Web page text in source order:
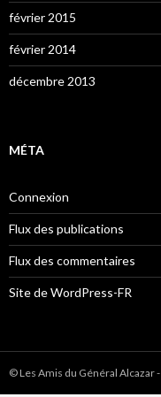
février 2015
février 2014
décembre 2013
MÉTA
Connexion
Flux des publications
Flux des commentaires
Site de WordPress-FR
© Les Amis du Général Alcazar-